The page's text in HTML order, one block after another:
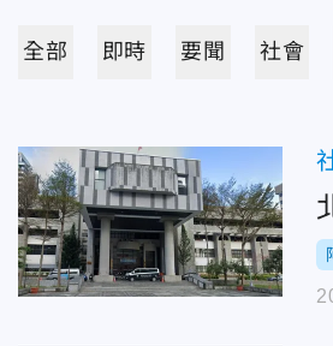
全部 即時 要聞 社會